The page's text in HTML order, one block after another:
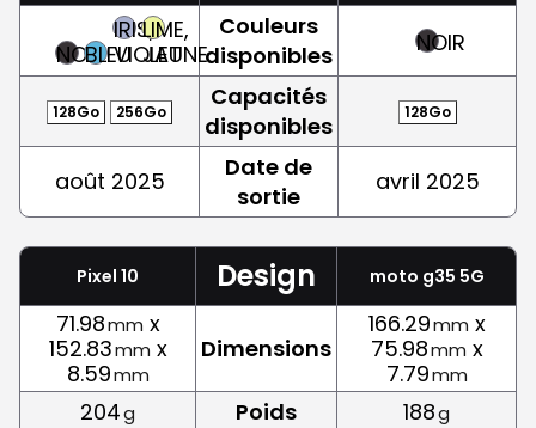
NOIRBLEU
IRIS,
VIOLET
LIME,
JAUNE
Couleurs
disponibles
NOIR
128Go 256Go
Capacités
disponibles
128Go
août 2025
Date de
sortie
avril 2025
Pixel 10 Design moto g35 5G
71.98mm x
152.83mm x
8.59mm
Dimensions
166.29mm x
75.98mm x
7.79mm
204g Poids 188g